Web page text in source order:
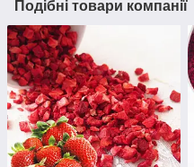
Подібні товари компанії